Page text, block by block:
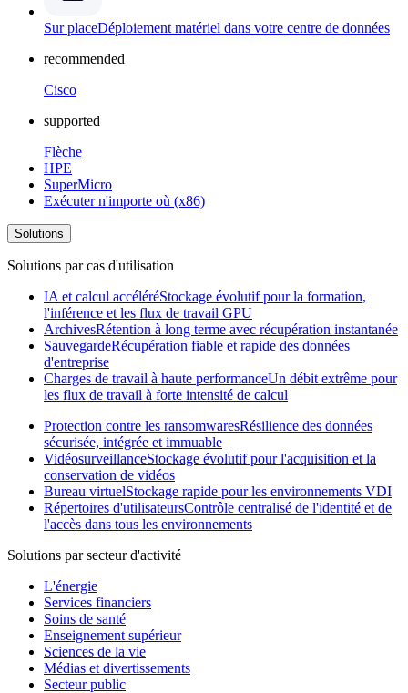
Sur placeDéploiement matériel dans votre centre de données
recommended
Cisco
supported
Flèche
HPE
SuperMicro
Exécuter n'importe où (x86)
Solutions
Solutions par cas d'utilisation
IA et calcul accéléréStockage évolutif pour la formation,
l'inférence et les flux de travail GPU
ArchivesRétention à long terme avec récupération instantanée
SauvegardeRécupération fiable et rapide des données
d'entreprise
Charges de travail à haute performanceUn débit extrême pour
les flux de travail à forte intensité de calcul
Protection contre les ransomwaresRésilience des données
sécurisée, intégrée et immuable
VidéosurveillanceStockage évolutif pour l'acquisition et la
conservation de vidéos
Bureau virtuelStockage rapide pour les environnements VDI
Répertoires d'utilisateursContrôle centralisé de l'identité et de
l'accès dans tous les environnements
Solutions par secteur d'activité
L'énergie
Services financiers
Soins de santé
Enseignement supérieur
Sciences de la vie
Médias et divertissements
Secteur public